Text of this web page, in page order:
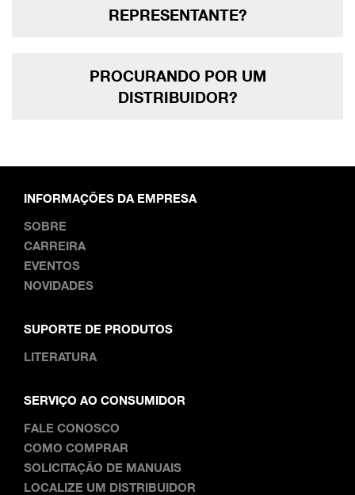
REPRESENTANTE?
PROCURANDO POR UM
DISTRIBUIDOR?
INFORMAÇÕES DA EMPRESA
SOBRE
CARREIRA
EVENTOS
NOVIDADES
SUPORTE DE PRODUTOS
LITERATURA
SERVIÇO AO CONSUMIDOR
FALE CONOSCO
COMO COMPRAR
SOLICITAÇÃO DE MANUAIS
LOCALIZE UM DISTRIBUIDOR